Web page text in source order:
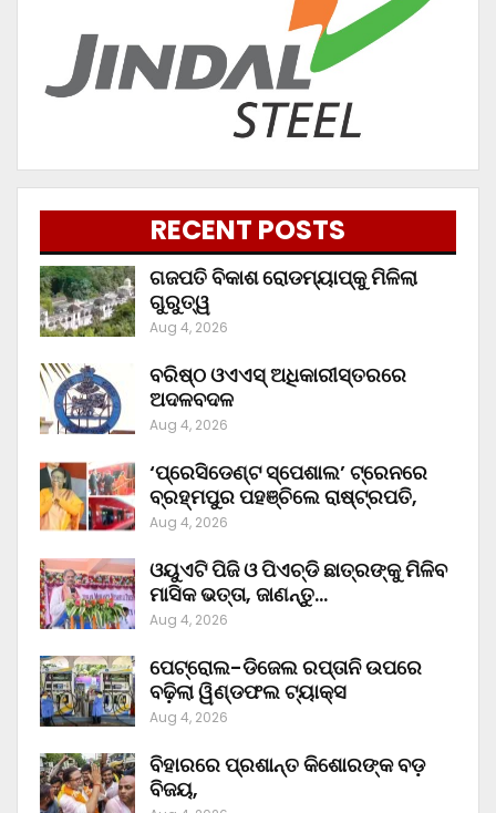
RECENT POSTS
ଗଜପତି ବିକାଶ ରୋଡମ୍ୟାପ୍‌କୁ ମିଳିଲା
ଗୁରୁତ୍ୱ
Aug 4, 2026
ବରିଷ୍ଠ ଓଏଏସ୍‌ ଅଧିକାରୀସ୍ତରରେ
ଅଦଳବଦଳ
Aug 4, 2026
‘ପ୍ରେସିଡେଣ୍ଟ ସ୍ପେଶାଲ’ ଟ୍ରେନରେ
ବ୍ରହ୍ମପୁର ପହଞ୍ଚିଲେ ରାଷ୍ଟ୍ରପତି,
Aug 4, 2026
ଓୟୁଏଟି ପିଜି ଓ ପିଏଚ୍‌ଡି ଛାତ୍ରଙ୍କୁ ମିଳିବ
ମାସିକ ଭତ୍ତା, ଜାଣନ୍ତୁ…
Aug 4, 2026
ପେଟ୍ରୋଲ-ଡିଜେଲ ରପ୍ତାନି ଉପରେ
ବଢ଼ିଲା ୱିଣ୍ଡଫଲ ଟ୍ୟାକ୍ସ
Aug 4, 2026
ବିହାରରେ ପ୍ରଶାନ୍ତ କିଶୋରଙ୍କ ବଡ଼
ବିଜୟ,